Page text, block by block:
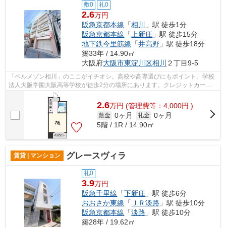
敷0 礼0
2.6万円
阪急京都本線 「相川
」駅 徒歩1分
阪急京都本線 「 上新庄 」駅 徒歩15分
地下鉄今里筋線 「井高野 」駅 徒歩18分
築33年 / 14.90㎡
大阪府大阪市東淀川区相川 ２丁目9-5
「ベルメゾン相川」のここがイチオシ。高校や高専選びにもポイント。学校
法人大阪学園大阪高等学校が徒歩2分の場所にあります。クレジットカード
で初期費用がお支払いいただけるので、...
2.6万円 (管理費等：4,000円 )
敷金 0ヶ月 礼金 0ヶ月
5階 / 1R / 14.90㎡
賃貸 | マンション グレースヴィラ
礼0
3.9万円
阪急千里線 「下新庄 」駅 徒歩6分
おおさか東線 「 ＪＲ淡路 」駅 徒歩10分
阪急京都本線 「淡路 」駅 徒歩10分
築28年 / 19.62㎡